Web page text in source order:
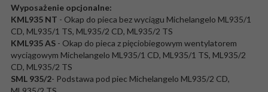
Wyposażenie opcjonalne:
KML935 NT - Okap do pieca bez wyciągu Michelangelo ML935/1
CD, ML935/1 TS, ML935/2 CD, ML935/2 TS
KML935 AS - Okap do pieca z pięciobiegowym wentylatorem
wyciągowym Michelangelo ML935/1 CD, ML935/1 TS, ML935/2
CD, ML935/2 TS
SML 935/2- Podstawa pod piec Michelangelo ML935/2 CD,